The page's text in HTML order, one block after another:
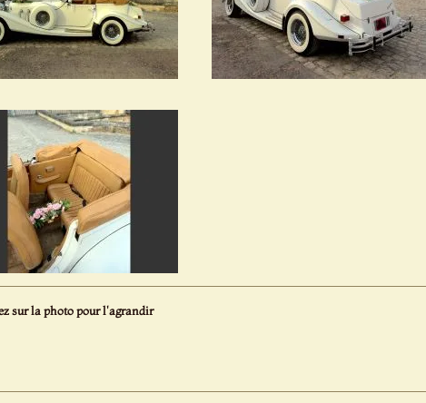
sur la photo pour l'agrandir